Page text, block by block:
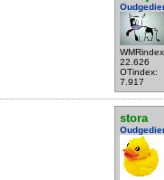
22.626
OTindex:
7.917
stora